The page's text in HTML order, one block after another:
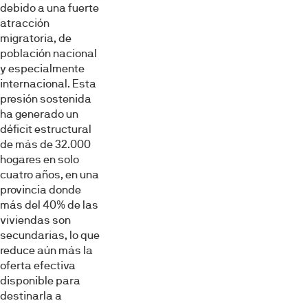
debido a una fuerte
atracción
migratoria, de
población nacional
y especialmente
internacional. Esta
presión sostenida
ha generado un
déficit estructural
de más de 32.000
hogares en solo
cuatro años, en una
provincia donde
más del 40% de las
viviendas son
secundarias, lo que
reduce aún más la
oferta efectiva
disponible para
destinarla a